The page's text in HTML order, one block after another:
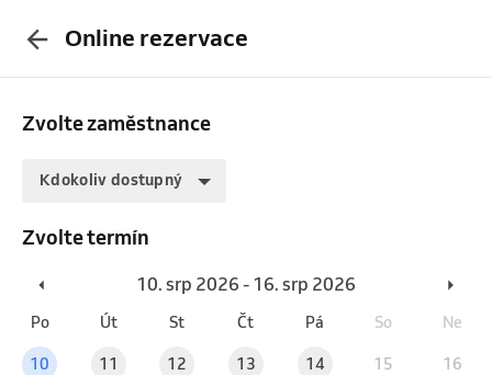
Online rezervace
Zvolte zaměstnance
Kdokoliv dostupný
Zvolte termín
10. srp 2026 - 16. srp 2026
Po Út St Čt Pá So Ne
10 11 12 13 14 15 16